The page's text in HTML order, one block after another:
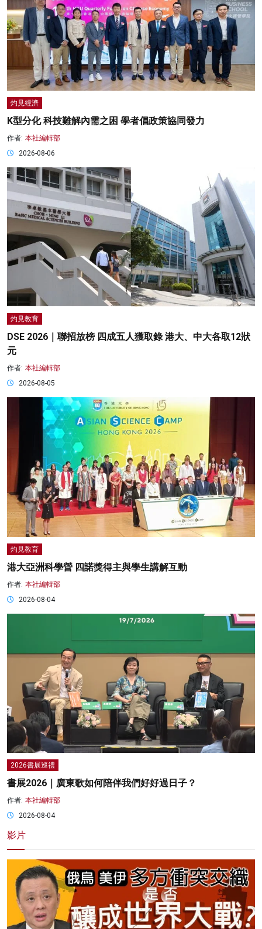
灼見經濟
K型分化 科技難解內需之困 學者倡政策協同發力
作者: 本社編輯部
2026-08-06
灼見教育
DSE 2026｜聯招放榜 四成五人獲取錄 港大、中大各取12狀
元
作者: 本社編輯部
2026-08-05
灼見教育
港大亞洲科學營 四諾獎得主與學生講解互動
作者: 本社編輯部
2026-08-04
2026書展巡禮
書展2026｜廣東歌如何陪伴我們好好過日子？
作者: 本社編輯部
2026-08-04
影片